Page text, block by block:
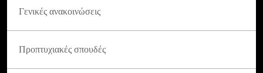
Γενικές ανακοινώσεις
Προπτυχιακές σπουδές